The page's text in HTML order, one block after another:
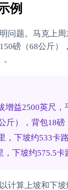
例
问题。马克上
磅（68公斤
增益2500英尺，
斤），背包18磅
，下坡约533卡
，下坡约575.5
计算上坡和下